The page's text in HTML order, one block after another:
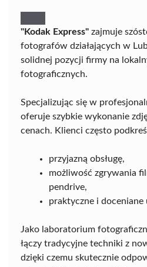
"Kodak Express" zajmuje
fotografów działających w
solidnej pozycji firmy na
fotograficznych.
Specjalizując się w
oferuje szybkie wykonanie
cenach. Klienci często
przyjazną obsługę,
możliwość zgrywania
pendrive,
praktyczne i doceniane
Jako laboratorium
łączy tradycyjne techniki z
dzięki czemu skutecznie